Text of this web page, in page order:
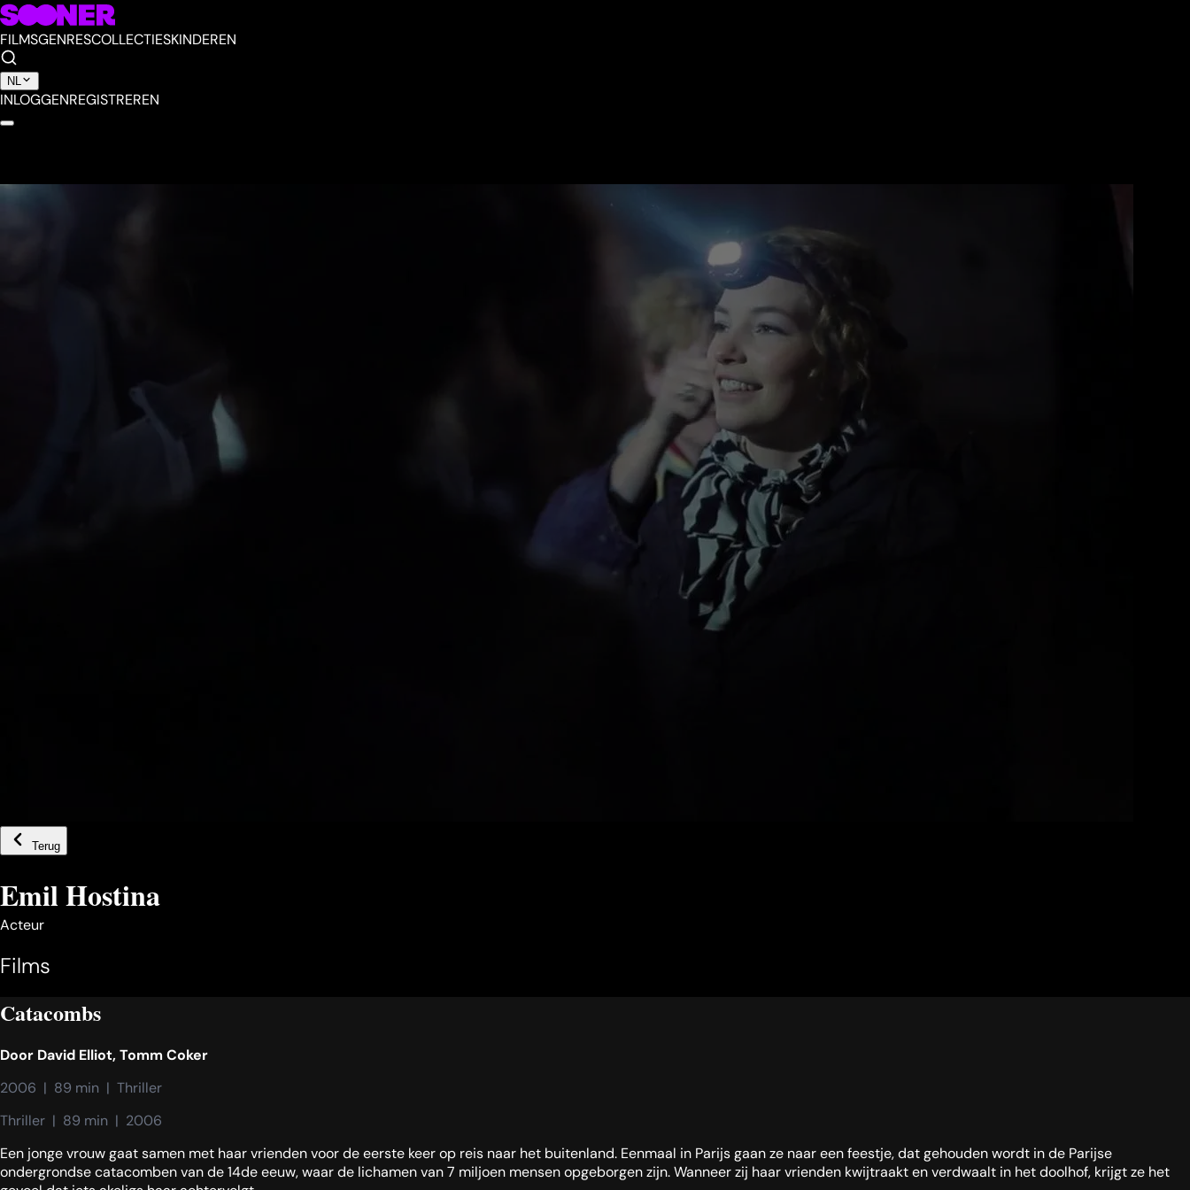
FILMSGENRESCOLLECTIESKINDEREN
NL
INLOGGENREGISTREREN
Terug
Emil Hostina
Acteur
Films
Catacombs
Door David Elliot,Tomm Coker
2006  |  89 min  |  Thriller
Thriller  |  89 min  |  2006
Een jonge vrouw gaat samen met haar vrienden voor de eerste keer op reis naar het buitenland. Eenmaal in Parijs gaan ze naar een feestje, dat gehouden wordt in de Parijse
ondergrondse catacomben van de 14de eeuw, waar de lichamen van 7 miljoen mensen opgeborgen zijn. Wanneer zij haar vrienden kwijtraakt en verdwaalt in het doolhof, krijgt ze het